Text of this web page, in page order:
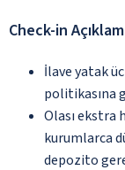
Check-in
İlave yatak
politikasına
Olası ekstra
kurumlarca
depozito